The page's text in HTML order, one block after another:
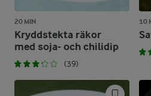
20 MIN
Kryddstekta räkor
med soja- och chilidip
(39)
10